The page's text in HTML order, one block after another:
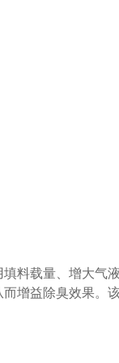
料载量、增大气
增益除臭效果。